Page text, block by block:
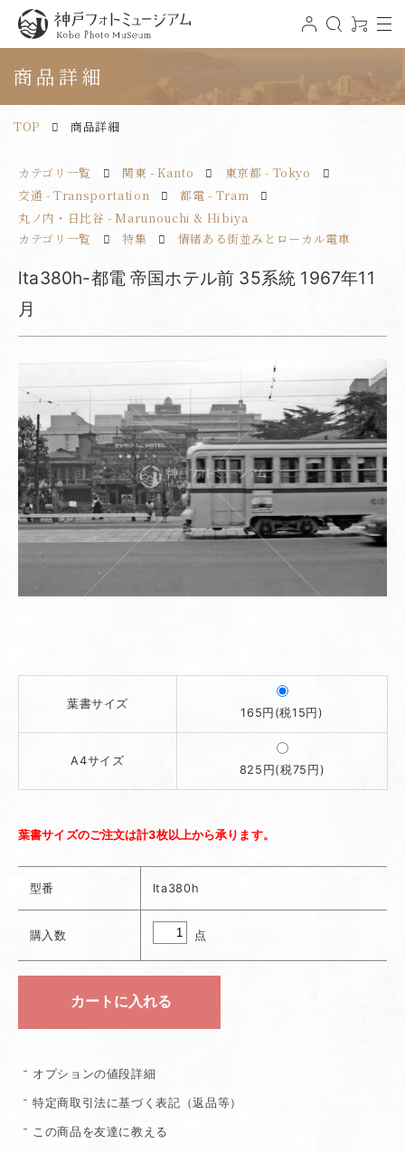
神戸フォトミュージアム
ロ
グ 索
0
ア
t
g
a
商品詳細
TOP 商品詳細
カテゴリ一覧 関東 - Kanto
東京都 - Tokyo
交通 - Transportation
都電 - Tram
丸ノ内・日比谷 - Marunouchi & Hibiya
カテゴリ一覧
特集 情緒ある街並みとローカル電車
lta380h-都電 帝国ホテル前 35系統 1967年11
月
葉書サイズ
165円(税15円)
A4サイズ
825円(税75円)
葉書サイズのご注文は計3枚以上から承ります。
型番 lta380h
購入数 点
オプションの値段詳細
特定商取引法に基づく表記（返品等）
この商品を友達に教える